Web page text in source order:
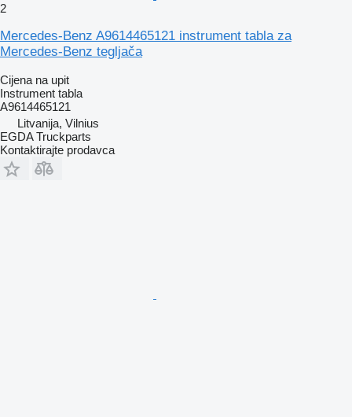
2
Mercedes-Benz A9614465121 instrument tabla za
Mercedes-Benz tegljača
Cijena na upit
Instrument tabla
A9614465121
Litvanija, Vilnius
EGDA Truckparts
Kontaktirajte prodavca